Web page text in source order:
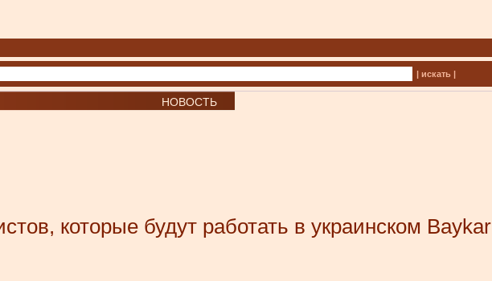
| искать |
НОВОСТЬ
которые будут работать в украинском Baykar